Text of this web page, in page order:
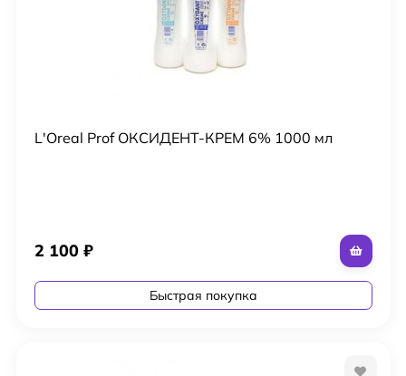
L'Oreal Prof ОКСИДЕНТ-КРЕМ 6% 1000 мл
2 100 ₽
Быстрая покупка